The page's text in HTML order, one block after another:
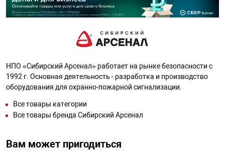
НПО «Сибирский Арсенал» работает на рынке безопасности с
1992 г. Основная деятельность - разработка и производство
оборудования для охранно-пожарной сигнализации.
Все товары категории
Все товары бренда Сибирский Арсенал
Вам может пригодиться